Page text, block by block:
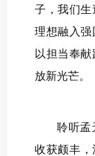
子，我们生
理想融入强
以担当奉
放新光芒。
聆听孟
收获颇丰，